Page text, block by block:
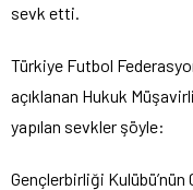
sevk etti.
Türkiye Futbol
açıklanan Hukuk
yapılan sevkler şöyle:
Gençlerbirliği